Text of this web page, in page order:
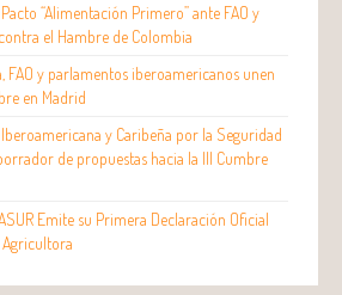
“Alimentación Primero” ante FAO y
el Hambre de Colombia
FAO y parlamentos iberoamericanos unen
en Madrid
y Caribeña por la Seguridad
de propuestas hacia la III Cumbre
Emite su Primera Declaración Oficial